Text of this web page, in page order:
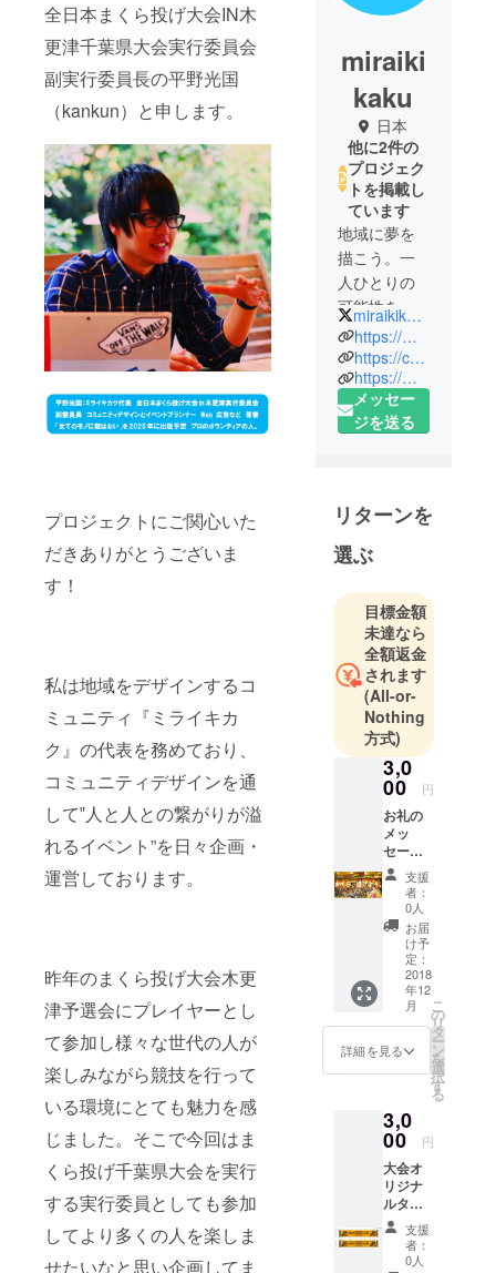
全日本まくら投げ大会IN木
更津千葉県大会実行委員会
副実行委員長の平野光国
（kankun）と申します。
プロジェクトにご関心いた
だきありがとうございま
す！
私は地域をデザインするコ
ミュニティ『ミライキカ
ク』の代表を務めており、
コミュニティデザインを通
して‟人と人との繋がりが溢
れるイベント”を日々企画・
運営しております。
昨年のまくら投げ大会木更
津予選会にプレイヤーとし
て参加し様々な世代の人が
楽しみながら競技を行って
いる環境にとても魅力を感
じました。そこで今回はま
くら投げ千葉県大会を実行
する実行委員としても参加
してより多くの人を楽しま
せたいなと思い企画してま
miraiki
kaku
日本
他に2件の
プロジェク
トを掲載し
ています
地域に夢を
描こう。一
人ひとりの
可能性を引
き出すミラ
イキカク研
究室
miraikikaku01
https://miraikikaku0.wordpress.com/
https://community.camp-fire.jp/projects/404816/preview?token=2m1p0whx#
https://miraikikaku0.official.ec/about
メッセー
ジを送る
リターンを
選ぶ
目標金額
未達なら
全額返金
されます
(All-or-
Nothing
方式)
3,0
00 円
お礼の
メッ
セージ
動画支援
者：
0人
お届
け予
定：
2018
年12
月
詳細を見る
こ
の
リ
タ
ー
ン
を
選
択
す
る
3,0
00 円
大会オ
リジナ
ルタオ
ル
支援
者：
0人